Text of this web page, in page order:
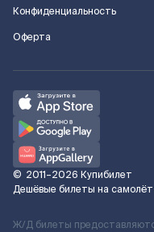
Конфиденциальность
Оферта
© 2011–2026 Купибилет
Дешёвые билеты на самолёт
Ж/Д билеты